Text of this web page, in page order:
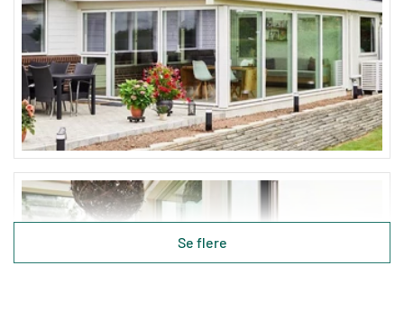
Se flere